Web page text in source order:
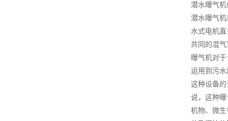
潜水曝气
潜水曝气
水式电机
共同的混
曝气机对
运用到污
这种设备
说，这种
机物、微